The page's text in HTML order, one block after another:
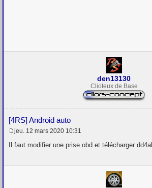
den13130
Clioteux de Base
[4RS] Android auto
M
e
a
jeu. 12 mars 2020 10:31
Il faut modifier une prise obd et télécharger dd4all